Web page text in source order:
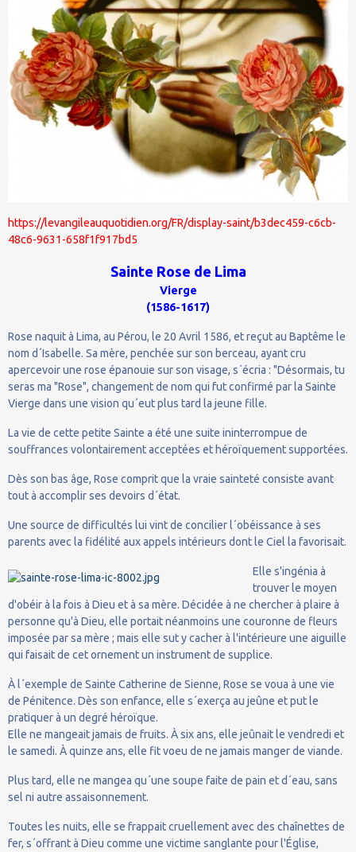
https://levangileauquotidien.org/FR/display-saint/b3dec459-c6cb-
48c6-9631-658f1f917bd5
Sainte Rose de Lima
Vierge
(1586-1617)
Rose naquit à Lima, au Pérou, le 20 Avril 1586, et reçut au Baptême le
nom d´Isabelle. Sa mère, penchée sur son berceau, ayant cru
apercevoir une rose épanouie sur son visage, s´écria : "Désormais, tu
seras ma "Rose", changement de nom qui fut confirmé par la Sainte
Vierge dans une vision qu´eut plus tard la jeune fille.
La vie de cette petite Sainte a été une suite ininterrompue de
souffrances volontairement acceptées et héroïquement supportées.
Dès son bas âge, Rose comprit que la vraie sainteté consiste avant
tout à accomplir ses devoirs d´état.
Une source de difficultés lui vint de concilier l´obéissance à ses
parents avec la fidélité aux appels intérieurs dont le Ciel la favorisait.
Elle s'ingénia à
trouver le moyen
d'obéir à la fois à Dieu et à sa mère. Décidée à ne chercher à plaire à
personne qu'à Dieu, elle portait néanmoins une couronne de fleurs
imposée par sa mère ; mais elle sut y cacher à l'intérieure une aiguille
qui faisait de cet ornement un instrument de supplice.
À l´exemple de Sainte Catherine de Sienne, Rose se voua à une vie
de Pénitence. Dès son enfance, elle s´exerça au jeûne et put le
pratiquer à un degré héroïque.
Elle ne mangeait jamais de fruits. À six ans, elle jeûnait le vendredi et
le samedi. À quinze ans, elle fit voeu de ne jamais manger de viande.
Plus tard, elle ne mangea qu´une soupe faite de pain et d´eau, sans
sel ni autre assaisonnement.
Toutes les nuits, elle se frappait cruellement avec des chaînettes de
fer, s´offrant à Dieu comme une victime sanglante pour l'Église,